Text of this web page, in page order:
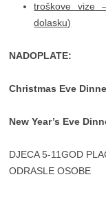
troškove vize
dolasku)
NADOPLATE:
Christmas Eve
New Year’s Eve
DJECA 5-11GOD
ODRASLE OSOBE